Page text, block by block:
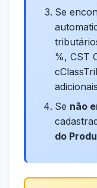
Se
%, CST
Se não
do